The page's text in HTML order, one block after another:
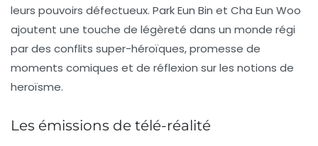
leurs pouvoirs défectueux. Park Eun Bin et Cha Eun Woo
ajoutent une touche de légèreté dans un monde régi
par des conflits super-héroïques, promesse de
moments comiques et de réflexion sur les notions de
heroïsme.
Les émissions de télé-réalité